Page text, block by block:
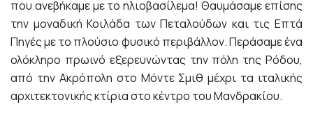
που ανεβήκαμε με το ηλιοβασίλεμα! Θαυμάσαμε επίσης
την μοναδική Κοιλάδα των Πεταλούδων και τις Επτά
Πηγές με το πλούσιο φυσικό περιβάλλον. Περάσαμε ένα
ολόκληρο πρωινό εξερευνώντας την πόλη της Ρόδου,
από την Ακρόπολη στο Μόντε Σμιθ μέχρι τα ιταλικής
αρχιτεκτονικής κτίρια στο κέντρο του Μανδρακίου.